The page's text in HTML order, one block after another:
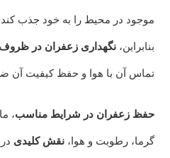
موجود در محیط را به خود جذب
بنابراین، نگهداری زعفران در
تماس آن با هوا و حفظ کیفیت آن
حفظ زعفران در شرایط مناسب،
گرما، رطوبت و هوا، نقش کلیدی